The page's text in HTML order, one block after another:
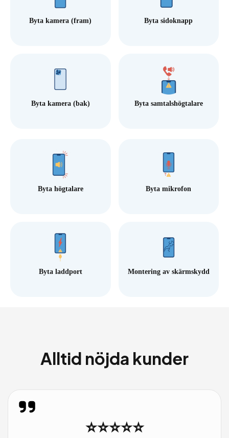
Byta kamera (fram) Byta sidoknapp
Byta kamera (bak) Byta samtalshögtalare
Byta högtalare Byta mikrofon
Byta laddport Montering av skärmskydd
Alltid nöjda kunder
⭐⭐⭐⭐⭐